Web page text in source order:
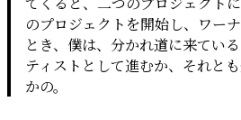
のプロジェクトを開始し、ワー
とき、僕は、分かれ道に来てい
ティストとして進むか、それと
かの。